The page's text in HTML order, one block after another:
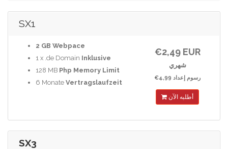
SX1
2 GB Webpace
1 x .de Domain Inklusive
128 MB Php Memory Limit
6 Monate Vertragslaufzeit
€2,49 EUR
شهري
€4,99 رسوم إعداد
أطلبه الآن
SX3